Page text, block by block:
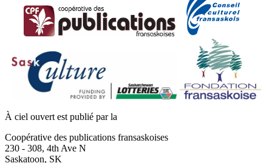
À ciel ouvert est publié par la
Coopérative des publications fransaskoises
230 - 308, 4th Ave N
Saskatoon, SK